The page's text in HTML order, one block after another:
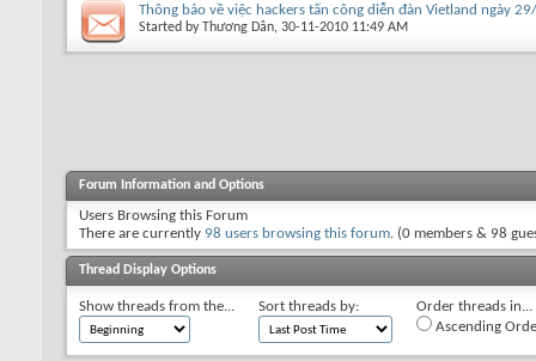
Thông báo về việc hackers tấn công diễn đàn Vietland ngày
Started byThương Dân, 30-11-2010 11:49 AM
Forum Information and Options
Users Browsing this Forum
There are currently 98 users browsing this forum. (0 members & 98
Thread Display Options
Show threads from the... Sort threads by:
Order threads in...
Ascending